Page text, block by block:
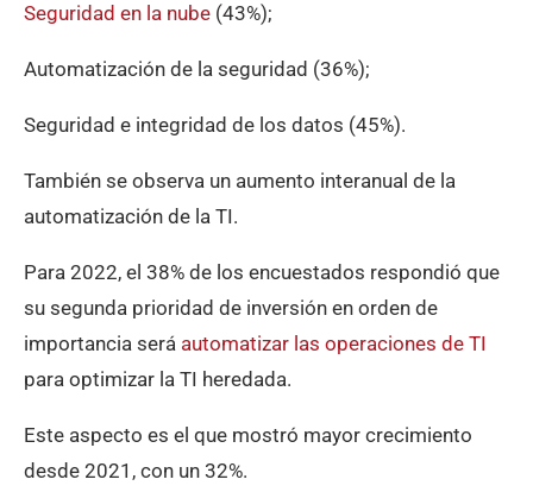
Seguridad en la nube (43%);
Automatización de la seguridad (36%);
Seguridad e integridad de los datos (45%).
También se observa un aumento interanual de la
automatización de la TI.
Para 2022, el 38% de los encuestados respondió que
su segunda prioridad de inversión en orden de
importancia será automatizar las operaciones de TI
para optimizar la TI heredada.
Este aspecto es el que mostró mayor crecimiento
desde 2021, con un 32%.